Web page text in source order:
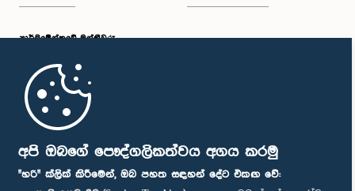
අපි ඔබගේ පෞද්ගලිකත්වය අගය කරමු
"හරි" ක්ලික් කිරීමෙන්, ඔබ පහත සඳහන් දේට එකඟ වේ:
පාර්ලි‌මේන්තුවේ මන්ත්‍රීවරු
මුල් පිටුව
පාර්ලිමේන්තු ජංගම යෙදුම